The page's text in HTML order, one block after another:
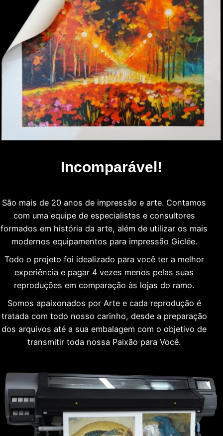
Incomparável!
São mais de 20 anos de impressão e arte. Contamos
com uma equipe de especialistas e consultores
formados em história da arte, além de utilizar os mais
modernos equipamentos para impressão Giclée.
Todo o projeto foi idealizado para você ter a melhor
experiência e pagar 4 vezes menos pelas suas
reproduções em comparação às lojas do ramo.
Somos apaixonados por Arte e cada reprodução é
tratada com todo nosso carinho, desde a preparação
dos arquivos até a sua embalagem com o objetivo de
transmitir toda nossa Paixão para Você.